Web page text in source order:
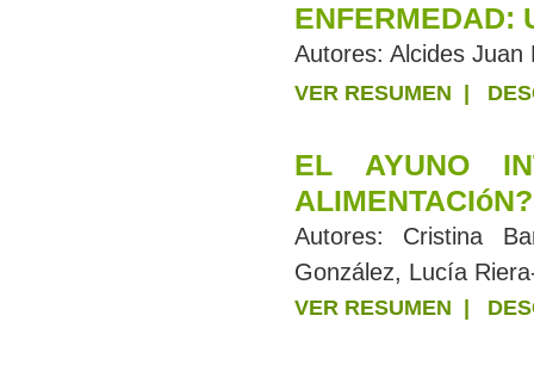
ENFERMEDAD:
Autores: Alcides Juan
VER RESUMEN
EL AYUNO
ALIMENTACIóN?
Autores: Cristina
González, Lucía
VER RESUMEN